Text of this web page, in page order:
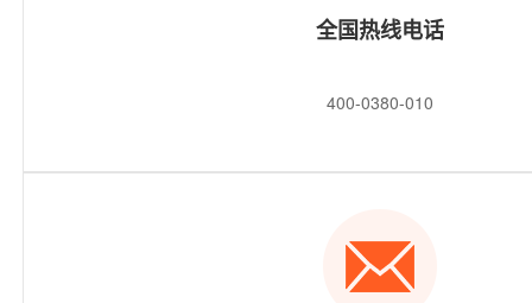
全国热线电话
400-0380-010